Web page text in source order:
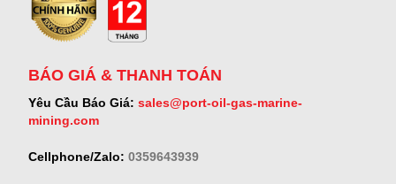
BÁO GIÁ & THANH TOÁN
Yêu Cầu Báo Giá: sales@port-oil-gas-marine-
mining.com
Cellphone/Zalo: 0359643939